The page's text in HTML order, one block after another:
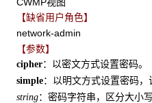
【缺省用户角色】
network-admin
【参数】
cipher：以密文方式设置密码。
simple：以明文方式设置密码，
string：密码字符串，区分大小